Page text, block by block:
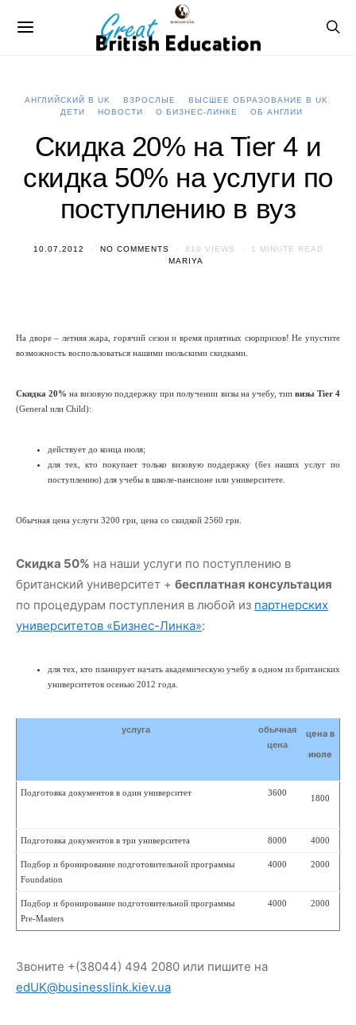
АНГЛИЙСКИЙ В UK ВЗРОСЛЫЕ
ВЫСШЕЕ ОБРАЗОВАНИЕ В UK
ДЕТИ
НОВОСТИ О БИЗНЕС-ЛИНКЕ ОБ АНГЛИИ
Скидка 20% на Tier 4 и
скидка 50% на услуги по
поступлению в вуз
10.07.2012 NO COMMENTS 810 VIEWS
1 MINUTE READ
MARIYA
На дворе – летняя жара, горячий сезон и время приятных сюрпризов! Не упустите
возможность воспользоваться нашими июльскими скидками.
Скидка 20% на визовую поддержку при получении визы на учебу, тип визы Tier 4
(General или Child):
действует до конца июля;
для тех, кто покупает только визовую поддержку (без наших услуг по
поступлению) для учебы в школе-пансионе или университете.
Обычная цена услуги 3200 грн, цена со скидкой 2560 грн.
Скидка 50% на наши услуги по поступлению в
британский университет + бесплатная консультация
по процедурам поступления в любой из партнерских
университетов «Бизнес-Линка»:
для тех, кто планирует начать академическую учебу в одном из британских
университетов осенью 2012 года.
услуга
обычная
цена
цена в
июле
Подготовка документов в один университет 3600
1800
Подготовка документов в три университета 8000 4000
Подбор и бронирование подготовительной программы
Foundation
4000 2000
Подбор и бронирование подготовительной программы
Pre-Masters
4000 2000
Звоните +(38044) 494 2080 или пишите на
edUK@businesslink.kiev.ua